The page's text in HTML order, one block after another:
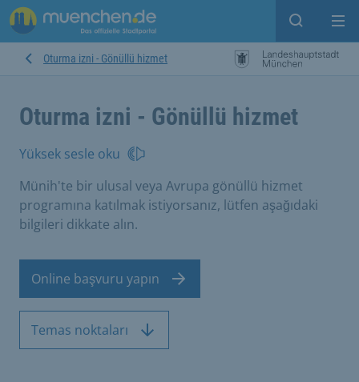
Open
Oturma izni - Gönüllü hizmet
Oturma izni - Gönüllü hizmet
Yüksek sesle oku
Münih'te bir ulusal veya Avrupa gönüllü hizmet
programına katılmak istiyorsanız, lütfen aşağıdaki
bilgileri dikkate alın.
Online başvuru yapın
Temas noktaları